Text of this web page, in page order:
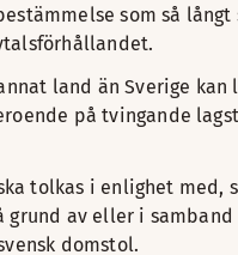
som så
land än Sverige kan
på tvingande
tolkas i enlighet med,
av eller i samband
domstol.